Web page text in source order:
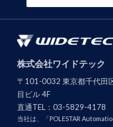
株式会社ワイドテック
〒101-0032 東京都千代田
目ビル 4F
直通TEL：03-5829-4178
当社は、「POLESTAR